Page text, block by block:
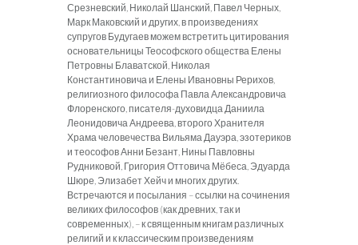
Срезневский, Николай Шанский, Павел Черных,
Марк Маковский и других, в произведениях
супругов Будугаев можем встретить цитирования
основательницы Теософского общества Елены
Петровны Блаватской, Николая
Константиновича и Елены Ивановны Рерихов,
религиозного философа Павла Александровича
Флоренского, писателя-духовидца Даниила
Леонидовича Андреева, второго Хранителя
Храма человечества Вильяма Дауэра, эзотериков
и теософов Анни Безант, Нины Павловны
Рудниковой, Григория Оттовича Мёбеса, Эдуарда
Шюре, Элизабет Хейч и многих других.
Встречаются и посылания – ссылки на сочинения
великих философов (как древних, так и
современных), – к священным книгам различных
религий и к классическим произведениям